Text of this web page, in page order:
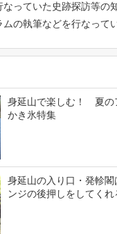
っていた史跡探訪等の
の執筆などを行なってい
身延山で楽しむ！ 夏の
かき氷特集
身延山の入り口・発軫
ンジの後押しをしてくれ